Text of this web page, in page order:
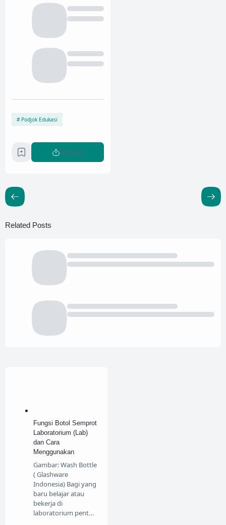
Podjok Edukasi
Berbagi
Related Posts
Fungsi Botol Semprot
Laboratorium (Lab)
dan Cara
Menggunakan
Gambar: Wash Bottle
( Glashware
Indonesia) Bagi yang
baru belajar atau
bekerja di
laboratorium pent…